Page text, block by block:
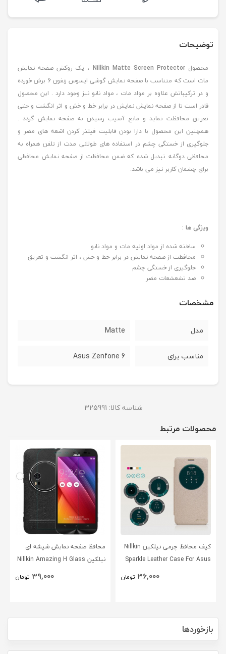
توضیحات
محصولNillkin Matte Screen Protector ، یک روکش صفحه نمایش
مات است که متناسب با صفحه نمایش گوشی ایسوس زنفون 6 برش خورده
و در ترکیباتش علاوه بر مواد مات ، مواد نانو نیز وجود دارد . این محصول
قادر است تا از صفحه نمایش نمایش در برابر خط و خش و اثر انگشت و حتی
تعریق محافظت نماید و مانع آسیب رسیدن به صفحه نمایش گردد .
همچنین این محصول با دارا بودن قابلیت فیلتر کردن اشعه های مضر و
جلوگیری از خستگی چشم در استفاده های طولانی مدت از تلفن همراه به
محافظی دوگانه تبدیل شده که ضمن محافظت از صفحه نمایش محافظی
برای چشمان کاربر نیز می باشد.
ویژگی ها :
ساخته شده از مواد اولیه مات و مواد نانو
محافظت از صفحه نمایش در برابر خط و خش ، اثر انگشت و تعریق
جلوگیری از خستگی چشم
ضد تشعشعات مضر
مشخصات
مدل Matte
مناسب برای Asus Zenfone 6
شناسه کالا: 325991
محصولات مرتبط
کیف محافظ چرمی نیلکین Nillkin
Sparkle Leather Case For Asus
36,000 تومان
محافظ صفحه نمایش شیشه ای
نیلکین Nillkin Amazing H Glass
Screen Protector For Asus
39,000 تومان
بازخوردها